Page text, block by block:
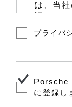
は、当
認くだ
当社は
ちお客
（以下
プライバ
Porsche
に登録し